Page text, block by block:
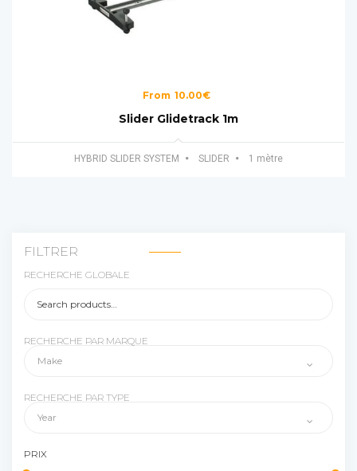
From 10.00€
Slider Glidetrack 1m
HYBRID SLIDER SYSTEM SLIDER 1 mètre
FILTRER
RECHERCHE GLOBALE
RECHERCHE PAR MARQUE
RECHERCHE PAR TYPE
PRIX